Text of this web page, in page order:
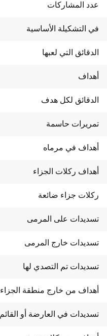
عدد المشاركات
في التشكيلة الأساسية
الدقائق التي لعبها
أهداف
الدقائق لكل هدف
تمريرات حاسمة
أهداف في مرماه
أهداف ركلات الجزاء
ركلات جزاء ضائعة
تسديدات على المرمى
تسديدات خارج المرمى
تسديدات تم التصدي لها
أهداف من خارج منطقة الجزاء
تسديدات في العارضة أو القائم